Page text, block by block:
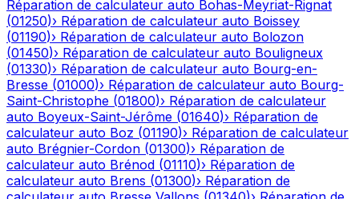
Réparation de calculateur auto Bohas-Meyriat-Rignat
(01250)› Réparation de calculateur auto Boissey
(01190)› Réparation de calculateur auto Bolozon
(01450)› Réparation de calculateur auto Bouligneux
(01330)› Réparation de calculateur auto Bourg-en-
Bresse (01000)› Réparation de calculateur auto Bourg-
Saint-Christophe (01800)› Réparation de calculateur
auto Boyeux-Saint-Jérôme (01640)› Réparation de
calculateur auto Boz (01190)› Réparation de calculateur
auto Brégnier-Cordon (01300)› Réparation de
calculateur auto Brénod (01110)› Réparation de
calculateur auto Brens (01300)› Réparation de